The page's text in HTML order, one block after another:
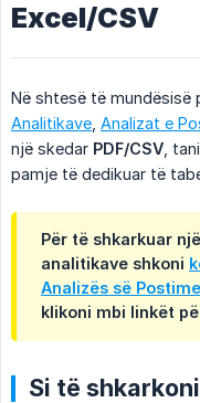
Excel/CSV
Në shtesë të mundësisë
Analitikave Analizat e
një skedar PDF/CSV ,
pamje të dedikuar të
Për të shkarkuar
analitikave shkoni
Analizës së
klikoni mbi linkët
Si të